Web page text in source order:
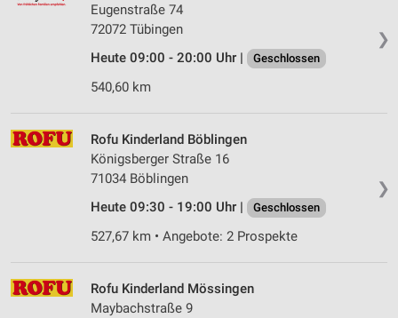
❯
Eugenstraße 74
72072 Tübingen
Heute 09:00 - 20:00 Uhr |
Geschlossen
540,60 km
❯
Rofu Kinderland Böblingen
Königsberger Straße 16
71034 Böblingen
Heute 09:30 - 19:00 Uhr |
Geschlossen
527,67 km • Angebote: 2 Prospekte
Rofu Kinderland Mössingen
Maybachstraße 9